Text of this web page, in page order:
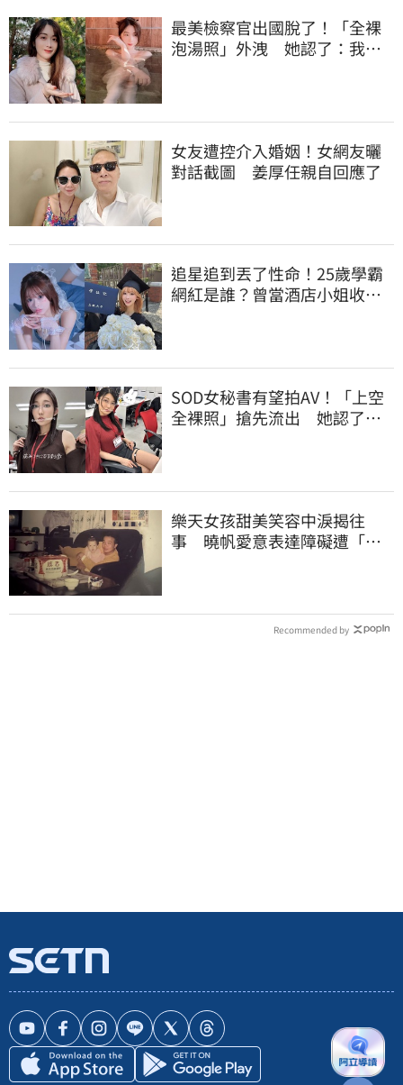
最美檢察官出國脫了！「全裸
泡湯照」外洩 她認了：我一
女友遭控介入婚姻！女網友曬
對話截圖 姜厚任親自回應了
追星追到丟了性命！25歲學霸
網紅是誰？曾當酒店小姐收入
SOD女秘書有望拍AV！「上空
全裸照」搶先流出 她認了：
樂天女孩甜美笑容中淚揭往
事 曉帆愛意表達障礙遭「粉
Recommended by